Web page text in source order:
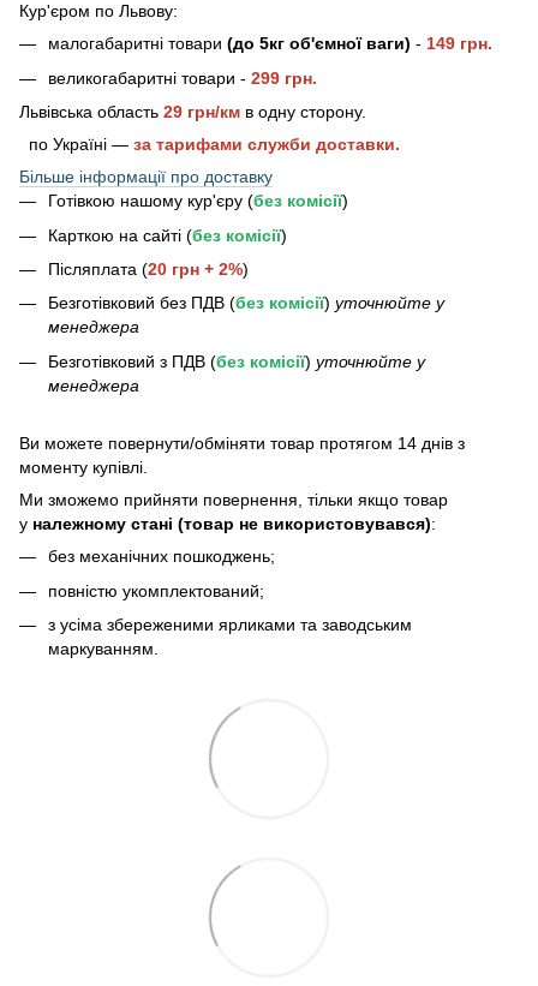
Кур'єром по Львову:
малогабаритні товари (до 5кг об'ємної ваги) - 149 грн.
великогабаритні товари - 299 грн.
Львівська область 29 грн/км в одну сторону.
по Україні — за тарифами служби доставки.
Більше інформації про доставку
Готівкою нашому кур'єру (без комісії)
Карткою на сайті (без комісії)
Післяплата (20 грн + 2%)
Безготівковий без ПДВ (без комісії) уточнюйте у
менеджера
Безготівковий з ПДВ (без комісії) уточнюйте у
менеджера
Bи можете повернути/обміняти товар протягом 14 днів з
моменту купівлі.
Ми зможемо прийняти повернення, тільки якщо товар
у належному стані (товар не використовувався):
без механічних пошкоджень;
повністю укомплектований;
з усіма збереженими ярликами та заводським
маркуванням.